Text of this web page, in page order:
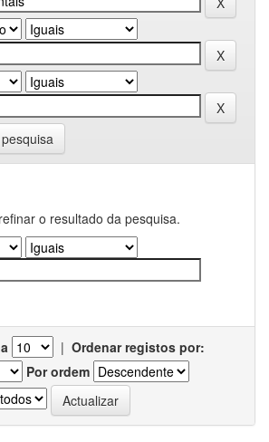
o resultado da pesquisa.
| Ordenar registos por:
Por ordem